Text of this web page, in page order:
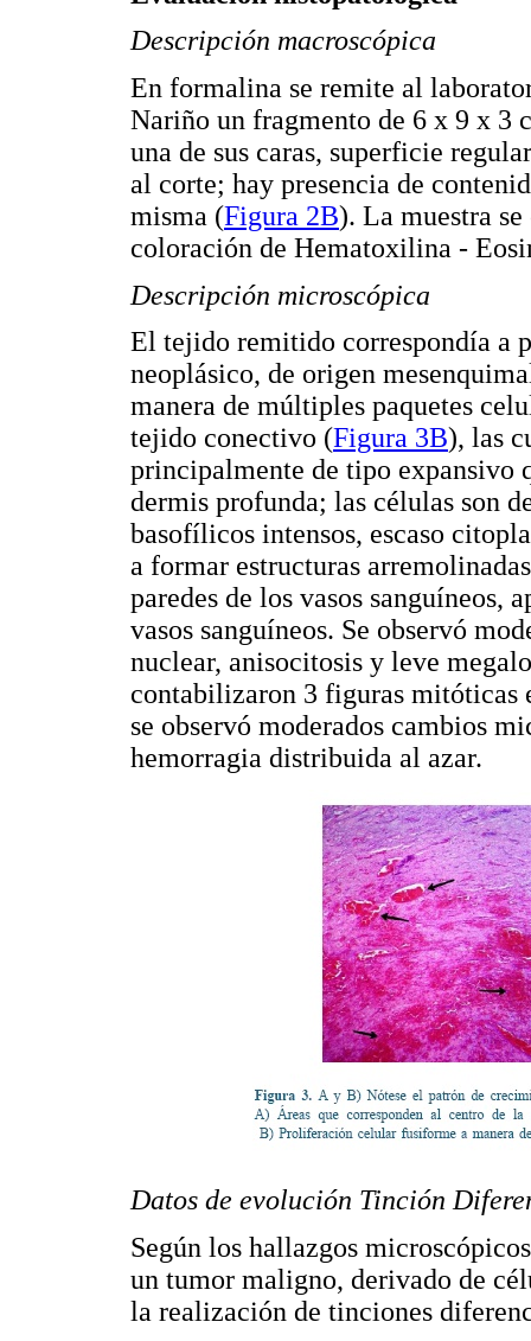
Descripción macroscópica
En formalina se remite al
Nariño un fragmento de 6 x 9 x 3
una de sus caras, superficie
al corte; hay presencia de
misma (Figura 2B). La muestra
coloración de Hematoxilina -
Descripción microscópica
El tejido remitido correspondía a
neoplásico, de origen
manera de múltiples paquetes
tejido conectivo (Figura 3B), las
principalmente de tipo expansivo
dermis profunda; las células son
basofílicos intensos, escaso
a formar estructuras
paredes de los vasos sanguíneos,
vasos sanguíneos. Se observó
nuclear, anisocitosis y leve
contabilizaron 3 figuras mitóticas
se observó moderados cambios
hemorragia distribuida al azar.
Datos de evolución Tinción
Según los hallazgos
un tumor maligno, derivado de
la realización de tinciones